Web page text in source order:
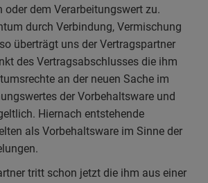
oder dem Verarbeitungswert zu.
durch Verbindung, Vermischung
überträgt uns der Vertragspartner
des Vertragsabschlusses die ihm
an der neuen Sache im
der Vorbehaltsware und
Hiernach entstehende
als Vorbehaltsware im Sinne der
tritt schon jetzt die ihm aus einer